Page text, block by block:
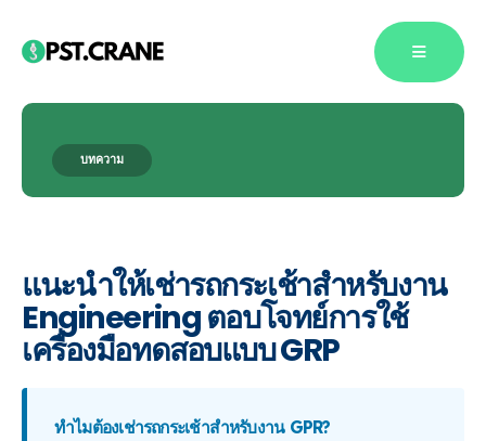
บทความ
Blog Single
แนะนำให้เช่ารถกระเช้าสำหรับงาน
Engineering ตอบโจทย์การใช้
เครื่องมือทดสอบแบบ GRP
ทำไมต้องเช่ารถกระเช้าสำหรับงาน GPR?